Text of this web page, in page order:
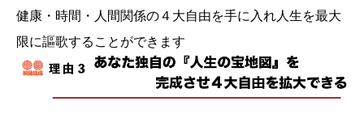
健康・時間・人間関係の４大自由を手に入れ人生を最大
限に謳歌することができます